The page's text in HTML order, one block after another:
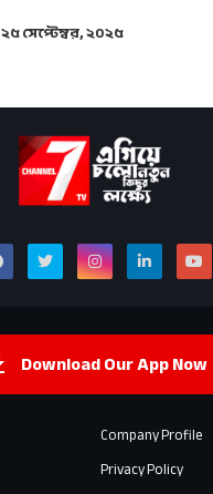
২৫ সেপ্টেম্বর, ২০২৫
Download Our App Now
Company Profile
Privacy Policy